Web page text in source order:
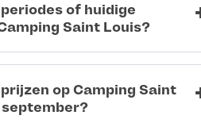
of huidige
Saint Louis?
op Camping Saint